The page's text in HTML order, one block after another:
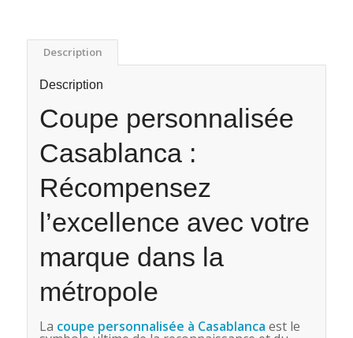
Description
Description
Coupe personnalisée
Casablanca :
Récompensez
l’excellence avec votre
marque dans la
métropole
La coupe personnalisée à Casablanca est le